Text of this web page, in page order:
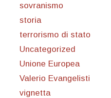
sovranismo
storia
terrorismo di stato
Uncategorized
Unione Europea
Valerio Evangelisti
vignetta